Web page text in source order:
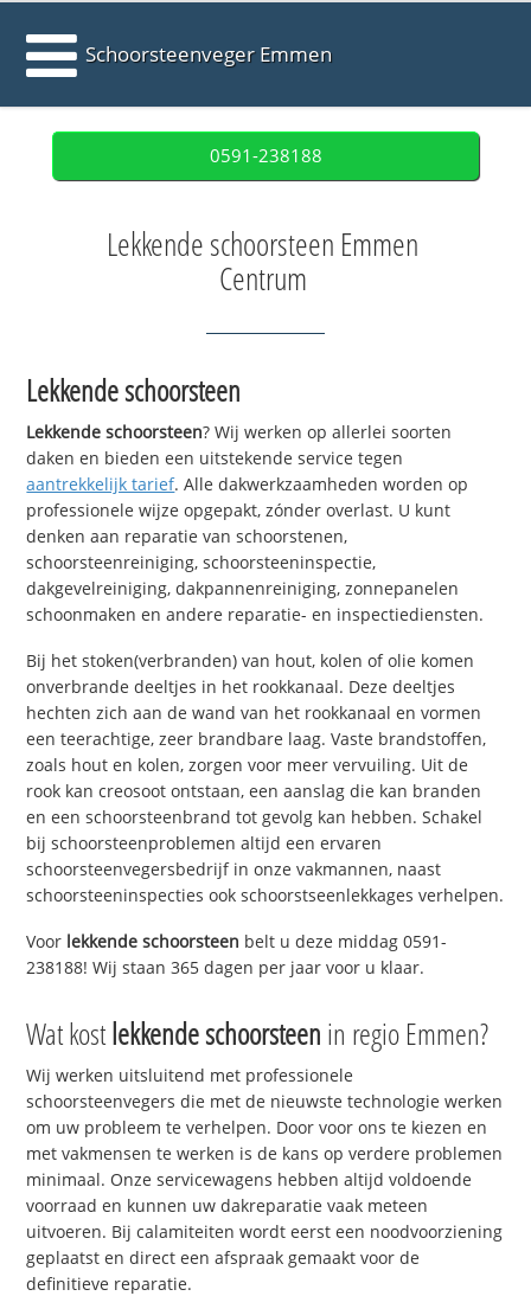
Schoorsteenveger Emmen
0591-238188
Lekkende schoorsteen Emmen
Centrum
Lekkende schoorsteen
Lekkende schoorsteen? Wij werken op allerlei soorten
daken en bieden een uitstekende service tegen
aantrekkelijk tarief. Alle dakwerkzaamheden worden op
professionele wijze opgepakt, zónder overlast. U kunt
denken aan reparatie van schoorstenen,
schoorsteenreiniging, schoorsteeninspectie,
dakgevelreiniging, dakpannenreiniging, zonnepanelen
schoonmaken en andere reparatie- en inspectiediensten.
Bij het stoken(verbranden) van hout, kolen of olie komen
onverbrande deeltjes in het rookkanaal. Deze deeltjes
hechten zich aan de wand van het rookkanaal en vormen
een teerachtige, zeer brandbare laag. Vaste brandstoffen,
zoals hout en kolen, zorgen voor meer vervuiling. Uit de
rook kan creosoot ontstaan, een aanslag die kan branden
en een schoorsteenbrand tot gevolg kan hebben. Schakel
bij schoorsteenproblemen altijd een ervaren
schoorsteenvegersbedrijf in onze vakmannen, naast
schoorsteeninspecties ook schoorstseenlekkages verhelpen.
Voor lekkende schoorsteen belt u deze middag 0591-
238188! Wij staan 365 dagen per jaar voor u klaar.
Wat kostlekkende schoorsteen in regio Emmen?
Wij werken uitsluitend met professionele
schoorsteenvegers die met de nieuwste technologie werken
om uw probleem te verhelpen. Door voor ons te kiezen en
met vakmensen te werken is de kans op verdere problemen
minimaal. Onze servicewagens hebben altijd voldoende
voorraad en kunnen uw dakreparatie vaak meteen
uitvoeren. Bij calamiteiten wordt eerst een noodvoorziening
geplaatst en direct een afspraak gemaakt voor de
definitieve reparatie.